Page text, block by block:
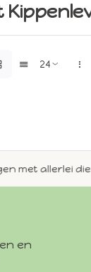
met allerlei
en